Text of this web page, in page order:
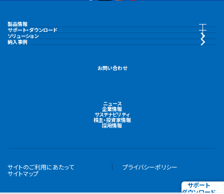
サポート
ダウンロード
製品情報
製品情報トップ
水処理関連機器
集水関連機器
サポート・ダウンロード
サポート・ダウンロードトップ
電子ハンドブック
ソリューション
納入事例
お問い合わせ
ニュース
企業情報
サステナビリティ
株主・投資家情報
採用情報
サイトのご利用にあたって プライバシーポリシー
サイトマップ